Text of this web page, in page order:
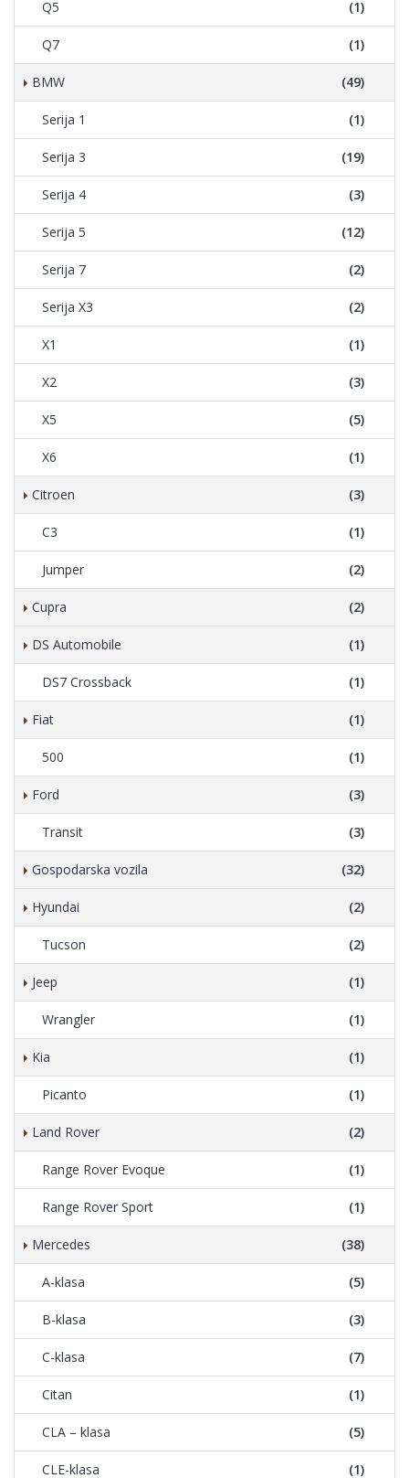
Q5 (1)
Q7 (1)
BMW (49)
Serija 1 (1)
Serija 3 (19)
Serija 4 (3)
Serija 5 (12)
Serija 7 (2)
Serija X3 (2)
X1 (1)
X2 (3)
X5 (5)
X6 (1)
Citroen (3)
C3 (1)
Jumper (2)
Cupra (2)
DS Automobile (1)
DS7 Crossback (1)
Fiat (1)
500 (1)
Ford (3)
Transit (3)
Gospodarska vozila (32)
Hyundai (2)
Tucson (2)
Jeep (1)
Wrangler (1)
Kia (1)
Picanto (1)
Land Rover (2)
Range Rover Evoque (1)
Range Rover Sport (1)
Mercedes (38)
A-klasa (5)
B-klasa (3)
C-klasa (7)
Citan (1)
CLA – klasa (5)
CLE-klasa (1)